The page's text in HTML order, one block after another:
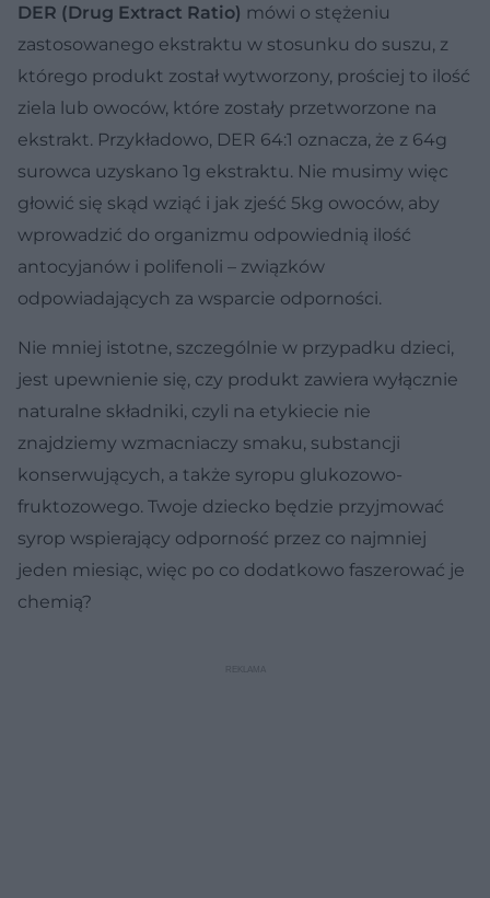
DER (Drug Extract Ratio) mówi o stężeniu
zastosowanego ekstraktu w stosunku do suszu, z
którego produkt został wytworzony, prościej to ilość
ziela lub owoców, które zostały przetworzone na
ekstrakt. Przykładowo, DER 64:1 oznacza, że z 64g
surowca uzyskano 1g ekstraktu. Nie musimy więc
głowić się skąd wziąć i jak zjeść 5kg owoców, aby
wprowadzić do organizmu odpowiednią ilość
antocyjanów i polifenoli – związków
odpowiadających za wsparcie odporności.
Nie mniej istotne, szczególnie w przypadku dzieci,
jest upewnienie się, czy produkt zawiera wyłącznie
naturalne składniki, czyli na etykiecie nie
znajdziemy wzmacniaczy smaku, substancji
konserwujących, a także syropu glukozowo-
fruktozowego. Twoje dziecko będzie przyjmować
syrop wspierający odporność przez co najmniej
jeden miesiąc, więc po co dodatkowo faszerować je
chemią?